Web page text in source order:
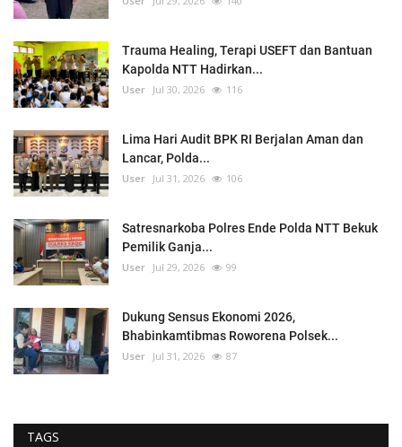
Trauma Healing, Terapi USEFT dan Bantuan
Kapolda NTT Hadirkan...
User Jul 30, 2026 116
Lima Hari Audit BPK RI Berjalan Aman dan
Lancar, Polda...
User Jul 31, 2026 106
Satresnarkoba Polres Ende Polda NTT Bekuk
Pemilik Ganja...
User Jul 29, 2026 99
Dukung Sensus Ekonomi 2026,
Bhabinkamtibmas Roworena Polsek...
User Jul 31, 2026 87
TAGS